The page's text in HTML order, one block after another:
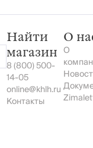
Найти
магазин
8 (800) 500-
14-05
online@khlh.ru
Контакты
О
О